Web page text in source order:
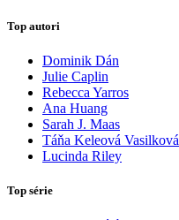
Top autori
Dominik Dán
Julie Caplin
Rebecca Yarros
Ana Huang
Sarah J. Maas
Táňa Keleová Vasilková
Lucinda Riley
Top série